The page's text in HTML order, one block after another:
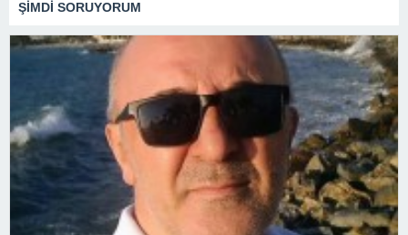
ŞİMDİ SORUYORUM